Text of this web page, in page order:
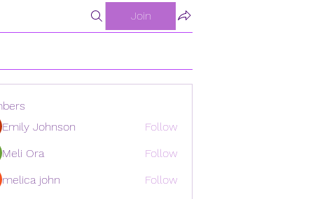
Join
Emily Johnson
Follow
Meli Ora
Follow
melica john
Follow